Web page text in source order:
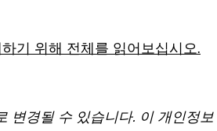
기 위해 전체를 읽어보십시오.
경될 수 있습니다. 이 개인정